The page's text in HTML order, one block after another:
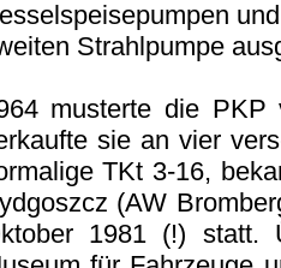
Strahlpumpe
musterte die PKP
sie an vier
TKt 3-16,
(AW
1981 (!) statt.